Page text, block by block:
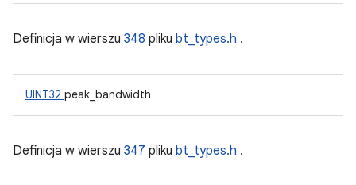
Definicja w wierszu 348 pliku bt_types.h .
UINT32 peak_bandwidth
Definicja w wierszu 347 pliku bt_types.h .